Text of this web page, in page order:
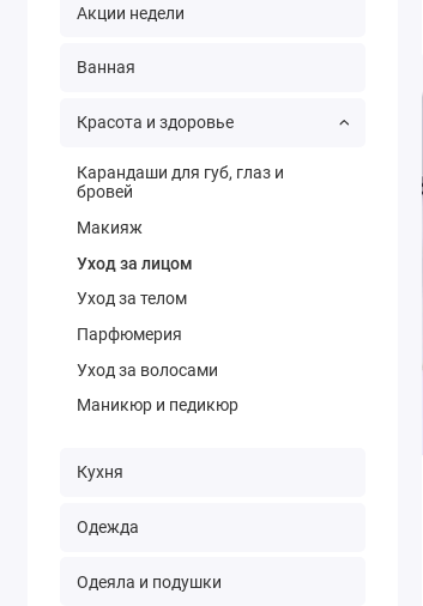
Акции недели
Ванная
Красота и здоровье
Карандаши для губ, глаз и
бровей
Макияж
Уход за лицом
Уход за телом
Парфюмерия
Уход за волосами
Маникюр и педикюр
Кухня
Одежда
Одеяла и подушки